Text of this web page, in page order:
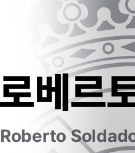
: 그래서 바르샤도 맨시티가 80m
10년 스페인 국대 주축이 바르샤였고 이번 월드컵도 전부는 아니지만 바르샤 선수들이 주축이었고 다음 월드컵도 스페인에서 열리는만큼
베르
Roberto